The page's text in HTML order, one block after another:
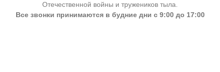
Отечественной войны и тружеников тыла.
Все звонки принимаются в будние дни с 9:00 до 17:00